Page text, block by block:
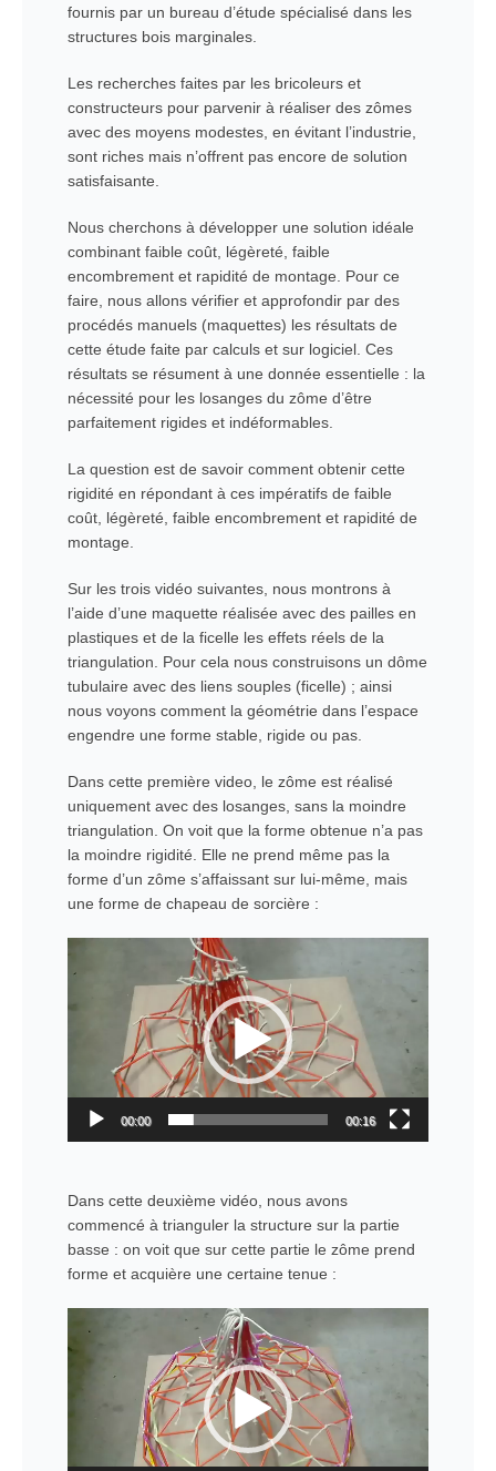
fournis par un bureau d’étude spécialisé dans les
structures bois marginales.
Les recherches faites par les bricoleurs et
constructeurs pour parvenir à réaliser des zômes
avec des moyens modestes, en évitant l’industrie,
sont riches mais n’offrent pas encore de solution
satisfaisante.
Nous cherchons à développer une solution idéale
combinant faible coût, légèreté, faible
encombrement et rapidité de montage. Pour ce
faire, nous allons vérifier et approfondir par des
procédés manuels (maquettes) les résultats de
cette étude faite par calculs et sur logiciel. Ces
résultats se résument à une donnée essentielle : la
nécessité pour les losanges du zôme d’être
parfaitement rigides et indéformables.
La question est de savoir comment obtenir cette
rigidité en répondant à ces impératifs de faible
coût, légèreté, faible encombrement et rapidité de
montage.
Sur les trois vidéo suivantes, nous montrons à
l’aide d’une maquette réalisée avec des pailles en
plastiques et de la ficelle les effets réels de la
triangulation. Pour cela nous construisons un dôme
tubulaire avec des liens souples (ficelle) ; ainsi
nous voyons comment la géométrie dans l’espace
engendre une forme stable, rigide ou pas.
Dans cette première video, le zôme est réalisé
uniquement avec des losanges, sans la moindre
triangulation. On voit que la forme obtenue n’a pas
la moindre rigidité. Elle ne prend même pas la
forme d’un zôme s’affaissant sur lui-même, mais
une forme de chapeau de sorcière :
vidéo
00:00 00:16
Dans cette deuxième vidéo, nous avons
commencé à trianguler la structure sur la partie
basse : on voit que sur cette partie le zôme prend
forme et acquière une certaine tenue :
vidéo